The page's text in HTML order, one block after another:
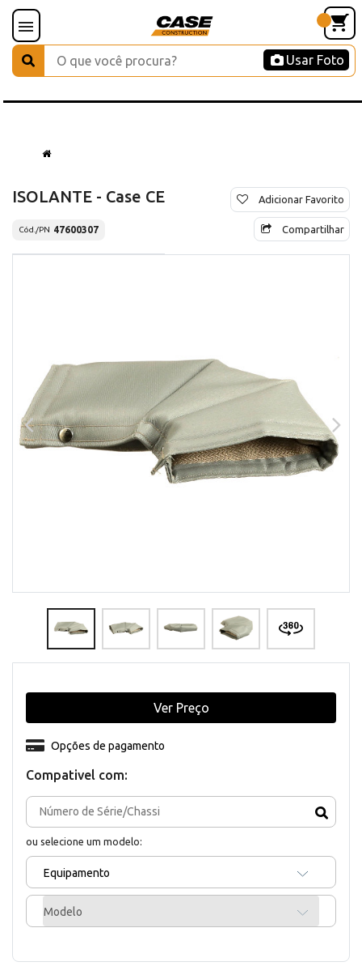
Usar Foto
ISOLANTE - Case CE
Cód./PN 47600307
Adicionar Favorito
Compartilhar
Compativel com:
ou selecione um modelo:
Equipamento
Modelo
Opções de pagamento
Ver Preço